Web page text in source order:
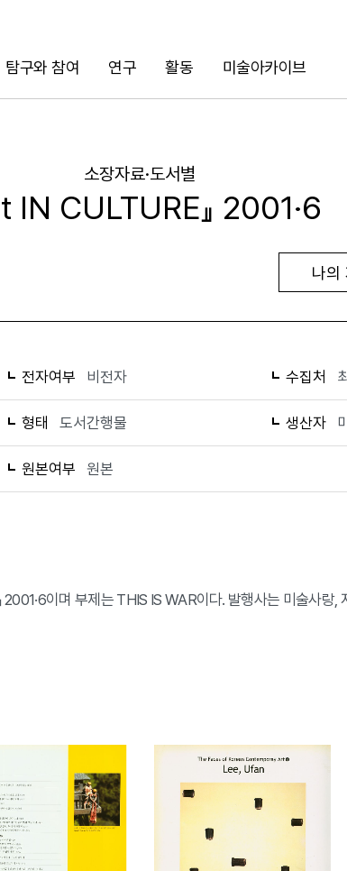
탐구와 참여 연구 활동 미술아카이브
색
소장자료·도서별
IN CULTURE』 2001·6
나의
전자여부 비전자 수집처
형태 도서간행물 생산자
원본여부 원본
2001·6이며 부제는 THIS IS WAR이다. 발행사는 미술사랑